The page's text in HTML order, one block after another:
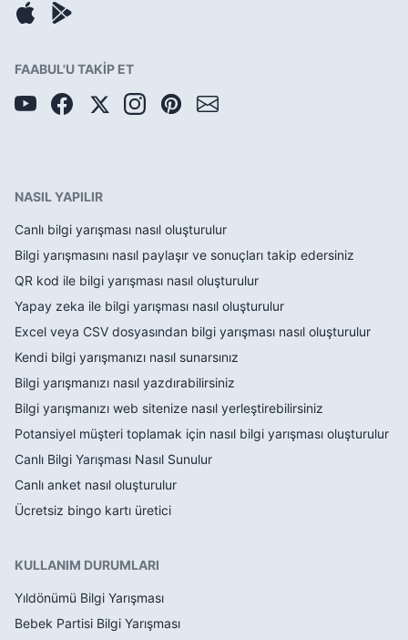
FAABUL'U TAKİP ET
NASIL YAPILIR
Canlı bilgi yarışması nasıl oluşturulur
Bilgi yarışmasını nasıl paylaşır ve sonuçları takip edersiniz
QR kod ile bilgi yarışması nasıl oluşturulur
Yapay zeka ile bilgi yarışması nasıl oluşturulur
Excel veya CSV dosyasından bilgi yarışması nasıl oluşturulur
Kendi bilgi yarışmanızı nasıl sunarsınız
Bilgi yarışmanızı nasıl yazdırabilirsiniz
Bilgi yarışmanızı web sitenize nasıl yerleştirebilirsiniz
Potansiyel müşteri toplamak için nasıl bilgi yarışması oluşturulur
Canlı Bilgi Yarışması Nasıl Sunulur
Canlı anket nasıl oluşturulur
Ücretsiz bingo kartı üretici
KULLANIM DURUMLARI
Yıldönümü Bilgi Yarışması
Bebek Partisi Bilgi Yarışması